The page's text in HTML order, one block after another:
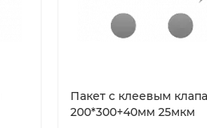
Пакет с клеевым
200*300+40мм 25мкм